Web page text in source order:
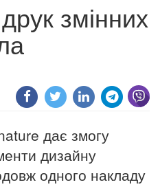
змінних
дає змогу
дизайну
одного накладу